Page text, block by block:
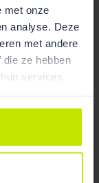
met onze
analyse. Deze
met andere
ze hebben
services.